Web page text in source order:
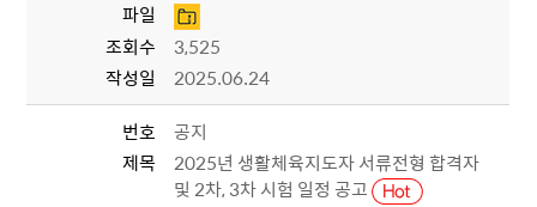
파일
조회수
3,525
작성일
2025.06.24
번호
공지
제목
2025년 생활체육지도자 서류전형 합격자
및 2차, 3차 시험 일정 공고